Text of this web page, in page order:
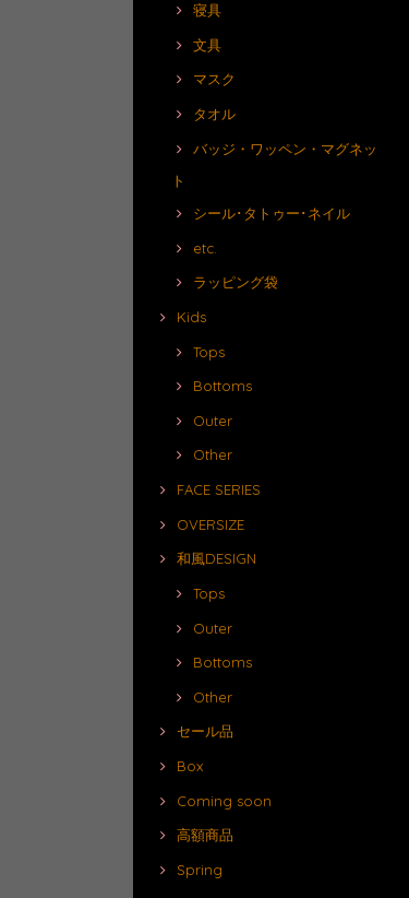
寝具
文具
マスク
タオル
バッジ・ワッペン・マグネッ
ト
シール･タトゥー･ネイル
etc.
ラッピング袋
Kids
Tops
Bottoms
Outer
Other
FACE SERIES
OVERSIZE
和風DESIGN
Tops
Outer
Bottoms
Other
セール品
Box
Coming soon
高額商品
Spring